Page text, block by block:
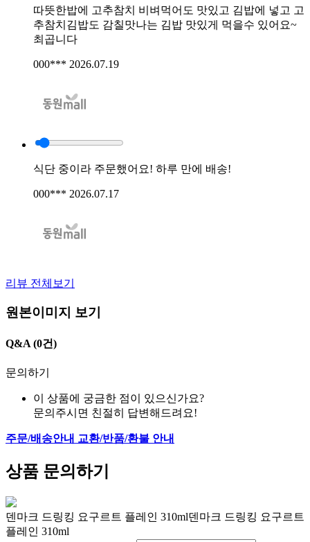
따뜻한밥에 고추참치 비벼먹어도 맛있고 김밥에 넣고 고
추참치김밥도 감칠맛나는 김밥 맛있게 먹을수 있어요~
최곱니다
000*** 2026.07.19
식단 중이라 주문했어요! 하루 만에 배송!
000*** 2026.07.17
리뷰 전체보기
원본이미지 보기
Q&A(0건)
문의하기
이 상품에 궁금한 점이 있으신가요?
문의주시면 친절히 답변해드려요!
주문/배송안내 교환/반품/환불 안내
상품 문의하기
덴마크 드링킹 요구르트 플레인 310ml덴마크 드링킹 요구르트
플레인 310ml